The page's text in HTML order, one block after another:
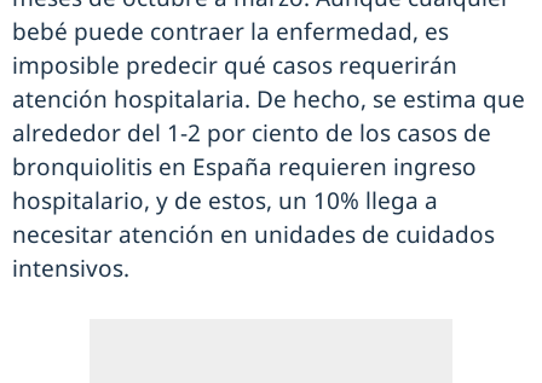
bebé puede contraer la enfermedad, es
imposible predecir qué casos requerirán
atención hospitalaria. De hecho, se estima que
alrededor del 1-2 por ciento de los casos de
bronquiolitis en España requieren ingreso
hospitalario, y de estos, un 10% llega a
necesitar atención en unidades de cuidados
intensivos.